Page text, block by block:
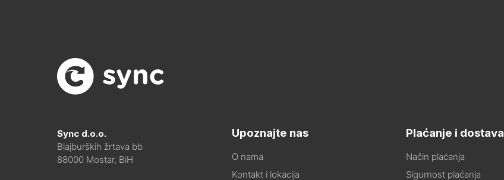
Sync d.o.o.
Blajburških žrtava bb
88000 Mostar, BiH
Upoznajte nas
O nama
Kontakt i lokacija
Plaćanje i dostava
Način plaćanja
Sigurnost plaćanja